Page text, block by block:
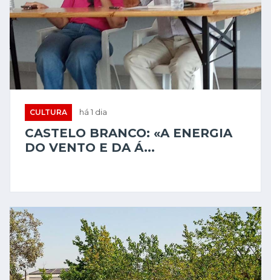
CULTURA há 1 dia
CASTELO BRANCO: «A ENERGIA
DO VENTO E DA Á...